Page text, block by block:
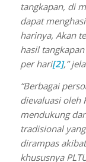
tangkapan, di
dapat
harinya, Akan
hasil
per hari[2],”
“Berbagai
dievaluasi oleh
mendukung
tradisional
dirampas
khususnya